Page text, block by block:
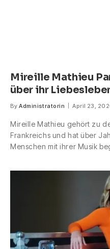
Mireille Mathieu
über ihr
By Administratorin April 23,
Mireille Mathieu gehört zu
Frankreichs und hat über
Menschen mit ihrer Musik